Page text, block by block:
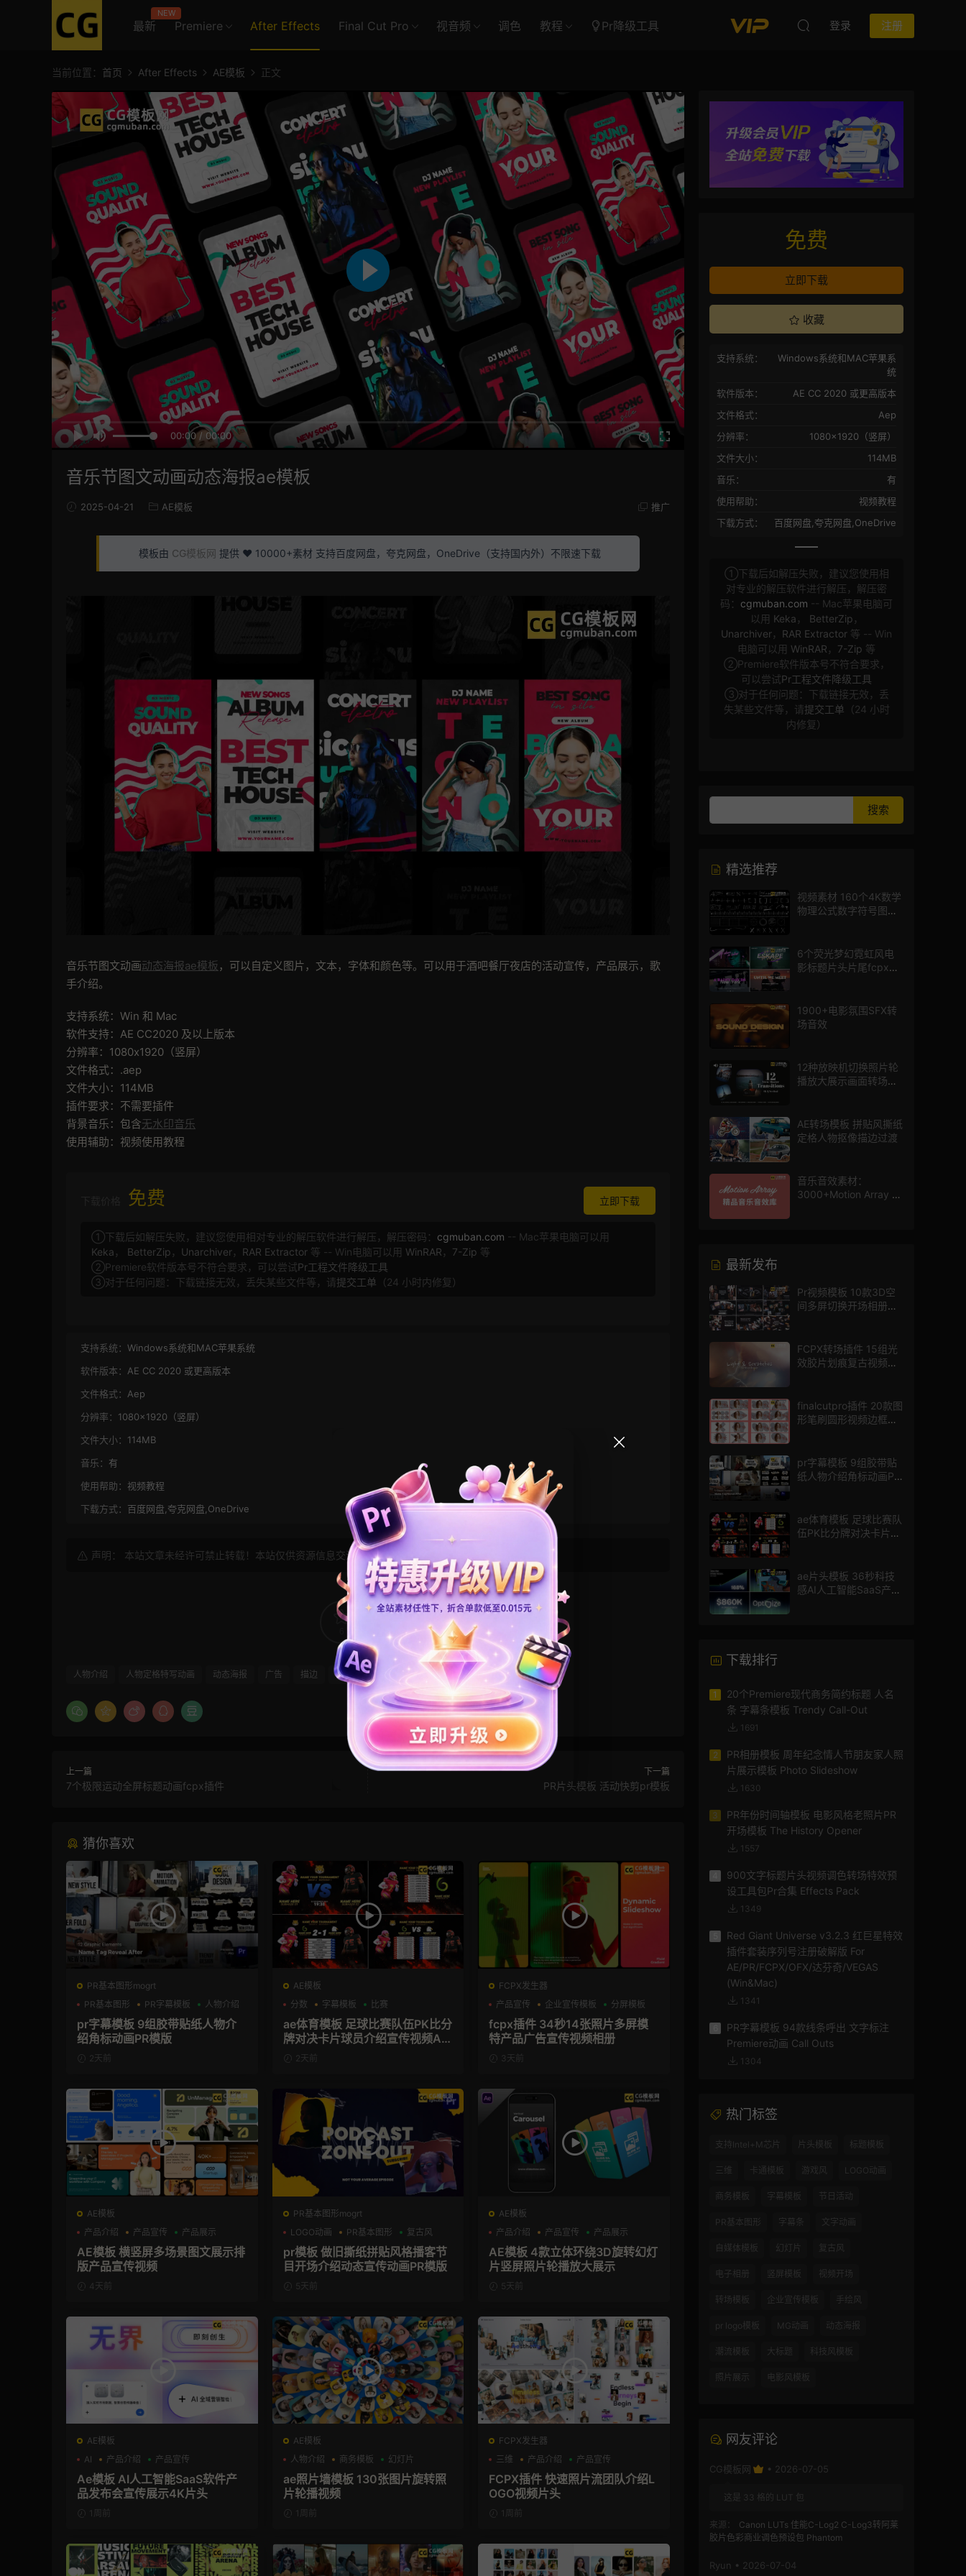
最新
NEW
Premiere After Effects Final Cut Pro 视音频 调色 教程 Pr降级工具 登录 注册
当前位置： 首页 After Effects AE模板 正文
00:00 / 00:00
音乐节图文动画动态海报ae模板
2025-04-21 AE模板 推广
模板由 CG模板网 提供 ❤️ 10000+素材 支持百度网盘，夸克网盘，OneDrive（支持国内外）不限速下载
音乐节图文动画动态海报ae模板 ，可以自定义图片，文本，字体和颜色等。可以用于酒吧餐厅夜店的活动宣传，产品展示，歌
手介绍。
支持系统：Win 和 Mac
软件支持：AE CC2020 及以上版本
分辨率：1080x1920（竖屏）
文件格式：.aep
文件大小：114MB
插件要求：不需要插件
背景音乐：包含无水印音乐
使用辅助：视频使用教程
免费 立即下载
①下载后如解压失败，建议您使用相对专业的解压软件进行解压，解压密码： cgmuban.com -- Mac苹果电脑可以用
Keka ， BetterZip ， Unarchiver， RAR Extractor 等 -- Win电脑可以用 WinRAR ， 7-Zip 等
②Premiere软件版本号不符合要求，可以尝试Pr工程文件降级工具
③对于任何问题：下载链接无效，丢失某些文件等，请提交工单 （24 小时内修复）
支持系统： Windows系统和MAC苹果系统
软件版本： AE CC 2020 或更高版本
文件格式： Aep
分辨率： 1080×1920（竖屏）
文件大小： 114MB
音乐： 有
使用帮助： 视频教程
下载方式： 百度网盘,夸克网盘,OneDrive
声明： 本站文章未经许可禁止转载！本站仅供资源信息交流学习， 版权说明
人物介绍 人物定格特写动画 动态海报 广告 描边 游戏风 竖屏模板
上一篇
7个极限运动全屏标题动画fcpx插件
下一篇
PR片头模板 活动快剪pr模板
猜你喜欢
PR基本图形mogrt
PR基本图形
PR字幕模板 人物介绍
pr字幕模板 9组胶带贴纸人物介
绍角标动画PR模版
2天前
AE模板
分数
字幕模板 比赛
ae体育模板 足球比赛队伍PK比分
牌对决卡片球员介绍宣传视频AE
模板2天前
FCPX发生器
产品宣传
企业宣传模板 分屏模板
fcpx插件 34秒14张照片多屏模
特产品广告宣传视频相册
3天前
AE模板
产品介绍
产品宣传 产品展示
AE模板 横竖屏多场景图文展示排
版产品宣传视频
4天前
PR基本图形mogrt
LOGO动画
PR基本图形 复古风
pr模板 做旧撕纸拼贴风格播客节
目开场介绍动态宣传动画PR模版
5天前
AE模板
产品介绍
产品宣传 产品展示
AE模板 4款立体环绕3D旋转幻灯
片竖屏照片轮播放大展示
5天前
AE模板
AI
产品介绍 产品宣传
Ae模板 AI人工智能SaaS软件产
品发布会宣传展示4K片头
1周前
AE模板
人物介绍
商务模板 幻灯片
ae照片墙模板 130张图片旋转照
片轮播视频
1周前
FCPX发生器
三维
产品介绍 产品宣传
FCPX插件 快速照片流团队介绍L
OGO视频片头
1周前
免费
立即下载
收藏
支持系统：
Windows系统和MAC苹果系
统
软件版本：
AE CC 2020 或更高版本
文件格式：
Aep
分辨率：
1080×1920（竖屏）
文件大小：
114MB
音乐：
有
使用帮助：
视频教程
下载方式：
百度网盘,夸克网盘,OneDrive
①下载后如解压失败，建议您使用相
对专业的解压软件进行解压，解压密
码： cgmuban.com -- Mac苹果电脑可
以用 Keka ， BetterZip ，
Unarchiver， RAR Extractor 等 -- Win
电脑可以用 WinRAR ， 7-Zip 等
②Premiere软件版本号不符合要求，
可以尝试Pr工程文件降级工具
③对于任何问题：下载链接无效，丢
失某些文件等，请提交工单 （24 小时
内修复）
精选推荐
视频素材 160个4K数学
物理公式数字符号图标
6个荧光梦幻霓虹风电
影标题片头片尾fcpx插
1900+电影氛围SFX转
场音效
12种放映机切换照片轮
播放大展示画面转场动
AE转场模板 拼贴风撕纸
定格人物抠像描边过渡
音乐音效素材：
3000+Motion Array 影
最新发布
Pr视频模板 10款3D空
间多屏切换开场相册视
FCPX转场插件 15组光
效胶片划痕复古视频过
finalcutpro插件 20款图
形笔刷圆形视频边框遮
pr字幕模板 9组胶带贴
纸人物介绍角标动画PR
ae体育模板 足球比赛队
伍PK比分牌对决卡片球
ae片头模板 36秒科技
感AI人工智能SaaS产品
下载排行
1
20个Premiere现代商务简约标题 人名
条 字幕条模板 Trendy Call-Out
1691
2
PR相册模板 周年纪念情人节朋友家人照
片展示模板 Photo Slideshow
1630
3
PR年份时间轴模板 电影风格老照片PR
开场模板 The History Opener
1557
900文字标题片头视频调色转场特效预
设工具包Pr合集 Effects Pack
1349
Red Giant Universe v3.2.3 红巨星特效
插件套装序列号注册破解版 For
AE/PR/FCPX/OFX/达芬奇/VEGAS
(Win&Mac)
1341
PR字幕模板 94款线条呼出 文字标注
Premiere动画 Call Outs
1304
热门标签
支持Intel+M芯片 片头模板 标题模板
三维 卡通模板 游戏风 LOGO动画
商务模板 字幕模板 节日活动
PR基本图形 字幕条 文字动画
自媒体模板 幻灯片 复古风
电子相册 竖屏模板 视频开场
转场模板 企业宣传模板 手绘风
pr logo模板 MG动画 动态海报
潮流模板 大标题 科技风模板
照片展示 电影风模板
网友评论
CG模板网 • 2026-07-05
这是 33 格的 LUT 包
来源：
Canon LUTs 佳能C-Log2 C-Log3转阿莱
胶片色彩商业调色预设包 Phantom
Ryun • 2026-07-04